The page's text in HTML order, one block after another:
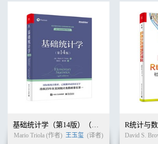
基础统计学（第14版）（双色）
Mario Triola (作者) 王玉玺 (译者)